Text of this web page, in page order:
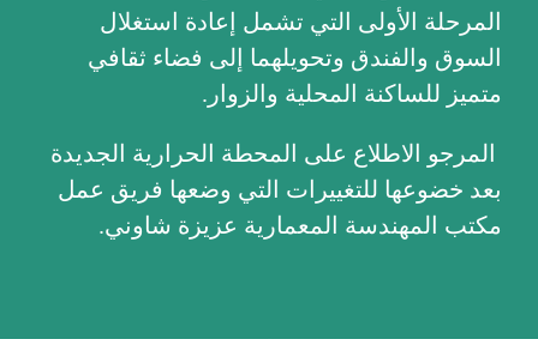
المرحلة الأولى التي تشمل إعادة استغلال
السوق والفندق وتحويلهما إلى فضاء ثقافي
متميز للساكنة المحلية والزوار.
المرجو الاطلاع على المحطة الحرارية الجديدة
بعد خضوعها للتغييرات التي وضعها فريق عمل
مكتب المهندسة المعمارية عزيزة شاوني.